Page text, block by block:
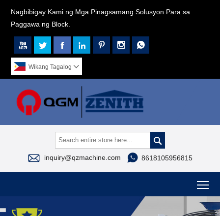
Nagbibigay Kami ng Mga Pinagsamang Solusyon Para sa
Paggawa ng Block.
      
Wikang Tagalog 

 inquiry@qzmachine.com  8618105956815